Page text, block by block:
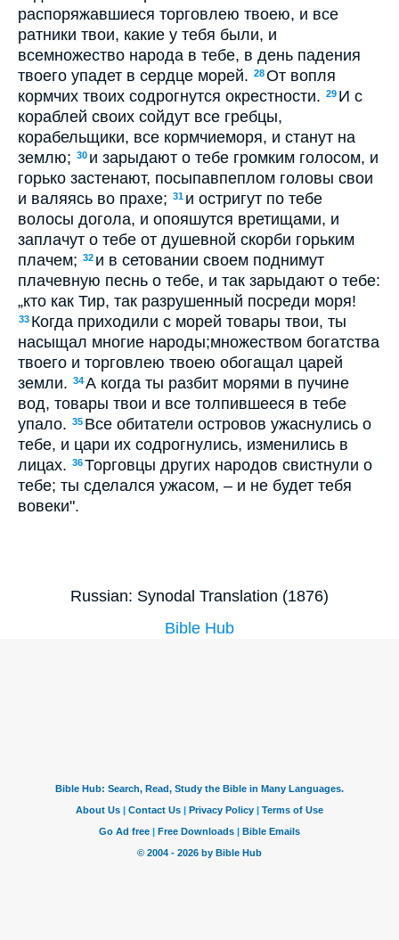
распоряжавшиеся торговлею твоею, и все
ратники твои, какие у тебя были, и
всемножество народа в тебе, в день падения
твоего упадет в сердце морей. 28От вопля
кормчих твоих содрогнутся окрестности. 29 И с
кораблей своих сойдут все гребцы,
корабельщики, все кормчиеморя, и станут на
землю; 30 и зарыдают о тебе громким голосом, и
горько застенают, посыпавпеплом головы свои
и валяясь во прахе; 31 и остригут по тебе
волосы догола, и опояшутся вретищами, и
заплачут о тебе от душевной скорби горьким
плачем; 32 и в сетовании своем поднимут
плачевную песнь о тебе, и так зарыдают о тебе:
„кто как Тир, так разрушенный посреди моря!
33 Когда приходили с морей товары твои, ты
насыщал многие народы;множеством богатства
твоего и торговлею твоею обогащал царей
земли. 34А когда ты разбит морями в пучине
вод, товары твои и все толпившееся в тебе
упало. 35 Все обитатели островов ужаснулись о
тебе, и цари их содрогнулись, изменились в
лицах. 36Торговцы других народов свистнули о
тебе; ты сделался ужасом, – и не будет тебя
вовеки".
Russian: Synodal Translation (1876)
Bible Hub